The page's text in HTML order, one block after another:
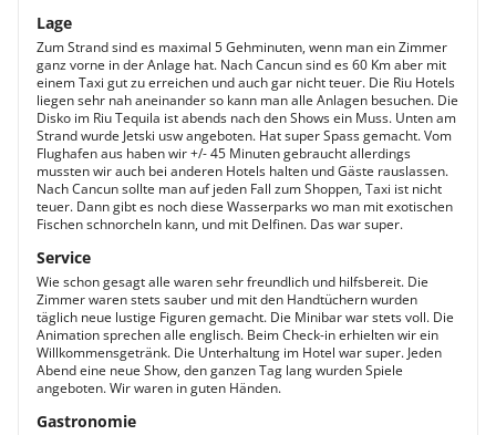
Lage
Zum Strand sind es maximal 5 Gehminuten, wenn man ein Zimmer
ganz vorne in der Anlage hat. Nach Cancun sind es 60 Km aber mit
einem Taxi gut zu erreichen und auch gar nicht teuer. Die Riu Hotels
liegen sehr nah aneinander so kann man alle Anlagen besuchen. Die
Disko im Riu Tequila ist abends nach den Shows ein Muss. Unten am
Strand wurde Jetski usw angeboten. Hat super Spass gemacht. Vom
Flughafen aus haben wir +/- 45 Minuten gebraucht allerdings
mussten wir auch bei anderen Hotels halten und Gäste rauslassen.
Nach Cancun sollte man auf jeden Fall zum Shoppen, Taxi ist nicht
teuer. Dann gibt es noch diese Wasserparks wo man mit exotischen
Fischen schnorcheln kann, und mit Delfinen. Das war super.
Service
Wie schon gesagt alle waren sehr freundlich und hilfsbereit. Die
Zimmer waren stets sauber und mit den Handtüchern wurden
täglich neue lustige Figuren gemacht. Die Minibar war stets voll. Die
Animation sprechen alle englisch. Beim Check-in erhielten wir ein
Willkommensgetränk. Die Unterhaltung im Hotel war super. Jeden
Abend eine neue Show, den ganzen Tag lang wurden Spiele
angeboten. Wir waren in guten Händen.
Gastronomie